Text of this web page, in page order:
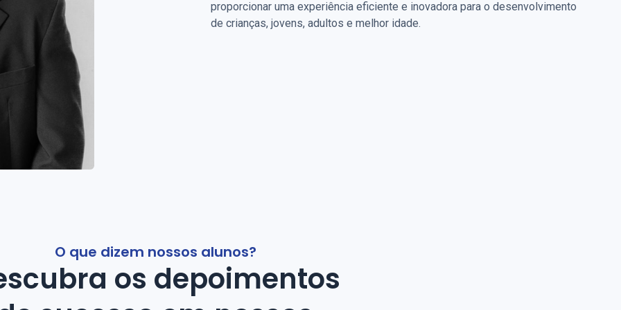
proporcionar uma experiência eficiente e inovadora para o desenvolvimento
de crianças, jovens, adultos e melhor idade.
O que dizem nossos alunos?
os depoimentos